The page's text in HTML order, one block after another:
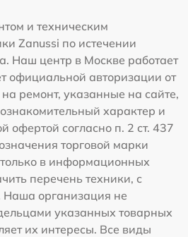
и техническим
Zanussi по истечении
Наш центр в Москве работает
официальной авторизации от
ремонт, указанные на сайте,
характер и
офертой согласно п. 2 ст. 437
торговой марки
в информационных
перечень техники, с
Наша организация не
указанных товарных
их интересы. Все виды